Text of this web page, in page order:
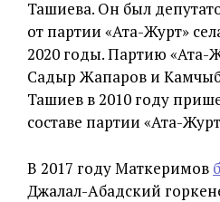
Ташиева. Он был
от партии «Ата-Журт»
2020 годы. Партию «Ата-
Садыр Жапаров и
Ташиев в 2010 году
составе партии «Ата-
В 2017 году Маткеримов
Джалал-Абадский